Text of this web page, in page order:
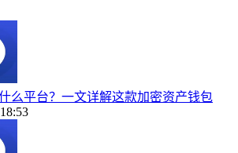
么平台？一文详解这款加密资产钱包